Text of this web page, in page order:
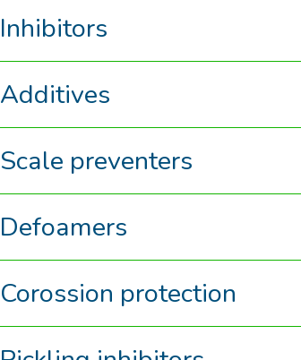
Inhibitors
Additives
Scale preventers
Defoamers
Corossion protection